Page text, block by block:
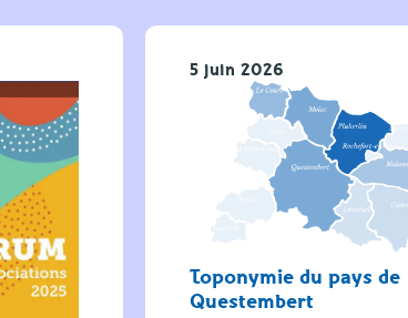
5 juin 2026
Toponymie du pays de
Questembert